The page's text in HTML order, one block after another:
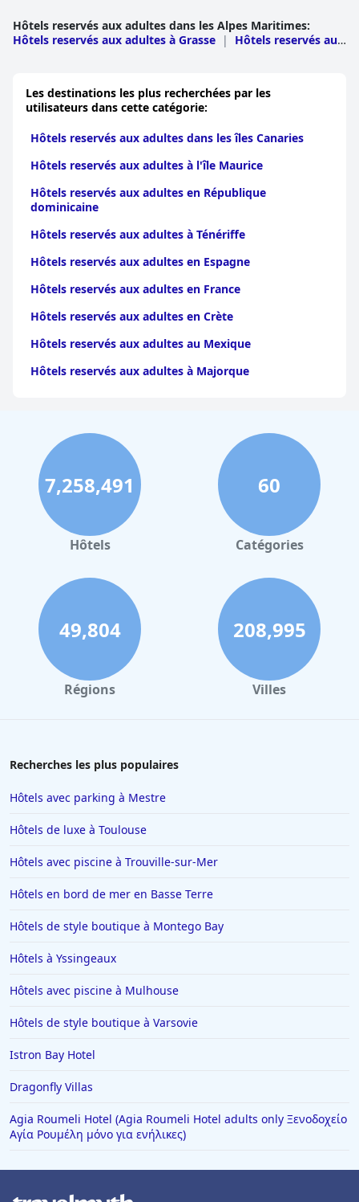
Le parking duSun Riviera Hotel est un autre avantage notable.
également disponibles. Bien que certains clients aient trouvé les
places de parking un peu étroites et les frais un peu élevés, la
commodité et la sécurité globales en font un atout précieux.
En résumé, leSun Riviera Hotelse distingue par son
emplacement privilégié, ses chambres propres et confortables
et son personnel exceptionnel. Malgré quelques critiques
mineures concernant le petit-déjeuner et l'entretien de la
piscine, l'hôtel offre un niveau élevé de confort et de service, ce
qui en fait un choix privilégié pour les visiteurs de Cannes.
Hôtels reservés aux adultes dans les Alpes Maritimes:
Hôtels reservés aux adultes à Grasse |
Hôtels reservés aux
Les destinations les plus recherchées par les
utilisateurs dans cette catégorie:
Hôtels reservés aux adultes dans les îles Canaries
Hôtels reservés aux adultes à l'île Maurice
Hôtels reservés aux adultes en République
dominicaine
Hôtels reservés aux adultes à Ténériffe
Hôtels reservés aux adultes en Espagne
Hôtels reservés aux adultes en France
Hôtels reservés aux adultes en Crète
Hôtels reservés aux adultes au Mexique
Hôtels reservés aux adultes à Majorque
7,258,491
Hôtels
60
Catégories
49,804
Régions
208,995
Villes
Recherches les plus populaires
Hôtels avec parking à Mestre
Hôtels de luxe à Toulouse
Hôtels avec piscine à Trouville-sur-Mer
Hôtels en bord de mer en Basse Terre
Hôtels de style boutique à Montego Bay
Hôtels à Yssingeaux
Hôtels avec piscine à Mulhouse
Hôtels de style boutique à Varsovie
Istron Bay Hotel
Dragonfly Villas
Agia Roumeli Hotel (Agia Roumeli Hotel adults only Ξενοδοχείο
Αγία Ρουμέλη μόνο για ενήλικες)